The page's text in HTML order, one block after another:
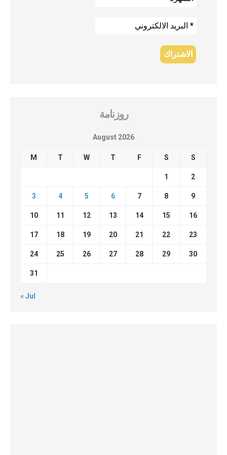
روزنامة
August 2026
M T W T F S S
1 2
3 4 5 6 7 8 9
10 11 12 13 14 15 16
17 18 19 20 21 22 23
24 25 26 27 28 29 30
31
« Jul